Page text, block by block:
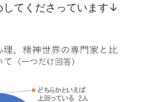
てくださっています↓